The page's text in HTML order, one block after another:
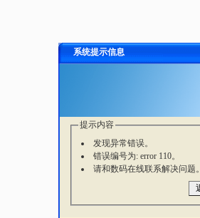
系统提示信息
提示内容
发现异常错误。
错误编号为: error 110。
请和数码在线联系解决问题。